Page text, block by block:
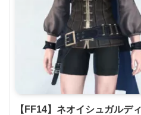
【FF14】ネオイシュガルデ